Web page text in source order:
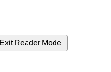
Exit Reader Mode